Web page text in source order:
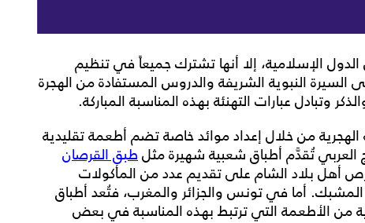
الدول الإسلامية، إلا أنها تشترك جميعاً في تنظيم
السيرة النبوية الشريفة والدروس المستفادة من الهجرة
وتبادل عبارات التهنئة بهذه المناسبة المباركة.
من خلال إعداد موائد خاصة تضم أطعمة تقليدية
العربي تُقدَّم أطباق شعبية شهيرة مثل طبق القرصان
أهل بلاد الشام على تقديم عدد من المأكولات
المشبك. أما في تونس والجزائر والمغرب، فتُعد أطباق
من الأطعمة التي ترتبط بهذه المناسبة في بعض